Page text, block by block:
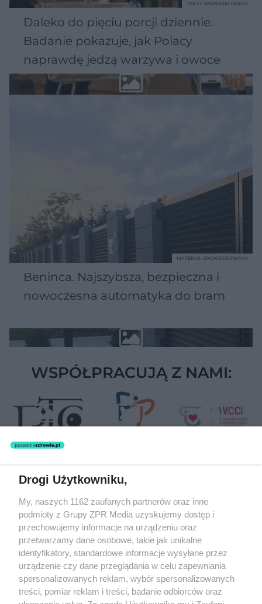
Daleko do pięciu porcji dziennie.
Badanie pokazuje, jak Polacy
naprawdę jedzą warzywa i owoce
TEKST SPONSOROWANY
Beninca. Najszybsza, bezpieczna i
nowoczesna automatyka do bram
MATERIAŁ SPONSOROWANY
WSPÓŁPRACUJĄ Z NAMI:
Żaden utwór zamieszczony w serwisie nie może być powielany i
rozpowszechniany lub dalej rozpowszechniany w jakikolwiek sposób
(w tym także elektroniczny lub mechaniczny) na jakimkolwiek polu
eksploatacji w jakiejkolwiek formie, włącznie z umieszczaniem w
Internecie bez pisemnej zgody właściciela praw. Jakiekolwiek użycie
lub wykorzystanie utworów w całości lub w części z naruszeniem
prawa, tzn. bez właściwej zgody, jest zabronione pod groźbą kary i
może być ścigane prawnie.
Drogi Użytkowniku,
My, naszych 1162 zaufanych partnerów oraz inne
podmioty z Grupy ZPR Media uzyskujemy dostęp i
przechowujemy informacje na urządzeniu oraz
przetwarzamy dane osobowe, takie jak unikalne
identyfikatory, standardowe informacje wysyłane przez
urządzenie czy dane przeglądania w celu zapewniania
spersonalizowanych reklam, wybór spersonalizowanych
treści, pomiar reklam i treści, badanie odbiorców oraz